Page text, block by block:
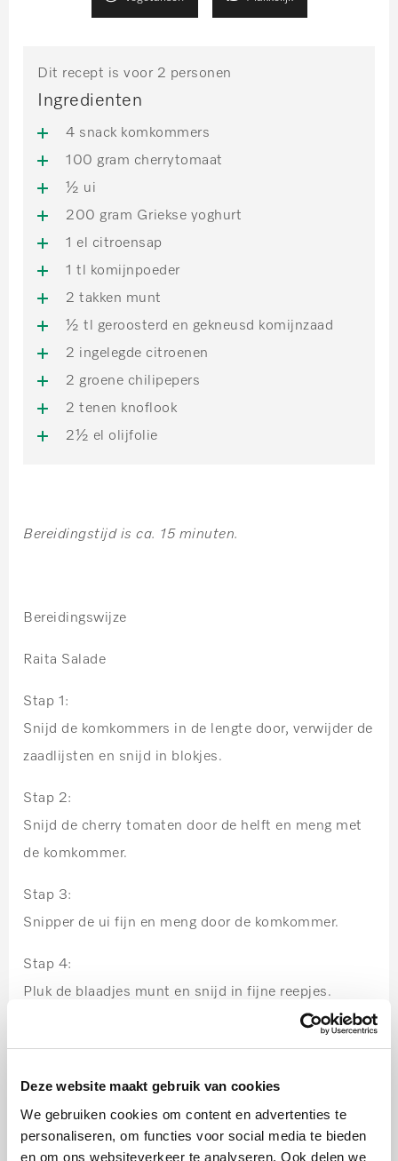
Deze website maakt gebruik van cookies
We gebruiken cookies om content en advertenties te
personaliseren, om functies voor social media te bieden
en om ons websiteverkeer te analyseren. Ook delen we
Dit recept is voor 2 personen
Ingredienten
4 snack komkommers
100 gram cherrytomaat
½ ui
200 gram Griekse yoghurt
1 el citroensap
1 tl komijnpoeder
2 takken munt
½ tl geroosterd en gekneusd komijnzaad
2 ingelegde citroenen
2 groene chilipepers
2 tenen knoflook
2½ el olijfolie
Bereidingstijd is ca. 15 minuten.
Bereidingswijze
Raita Salade
Stap 1:
Snijd de komkommers in de lengte door, verwijder de
zaadlijsten en snijd in blokjes.
Stap 2:
Snijd de cherry tomaten door de helft en meng met
de komkommer.
Stap 3:
Snipper de ui fijn en meng door de komkommer.
Stap 4:
Pluk de blaadjes munt en snijd in fijne reepjes.
gesneden munt door het komkommer mengsel.
Stap 6:
Breng op smaak met zout en schep op een bord.